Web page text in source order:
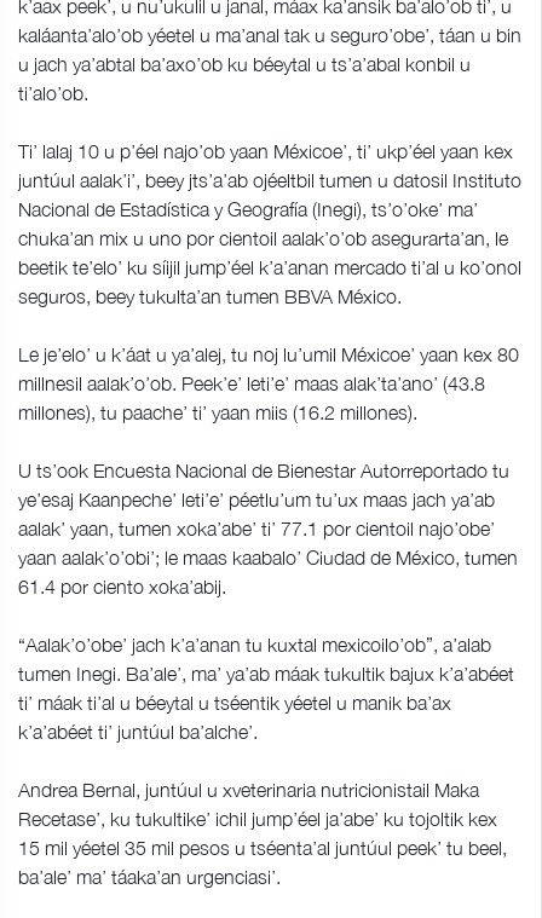
k’aax peek’, u nu’ukulil u janal, máax ka’ansik ba’alo’ob ti’, u
kaláanta’alo’ob yéetel u ma’anal tak u seguro’obe’, táan u bin
u jach ya’abtal ba’axo’ob ku béeytal u ts’a’abal konbil u
ti’alo’ob.
Ti’ lalaj 10 u p’éel najo’ob yaan Méxicoe’, ti’ ukp’éel yaan kex
juntúul aalak’i’, beey jts’a’ab ojéeltbil tumen u datosil Instituto
Nacional de Estadística y Geografía (Inegi), ts’o’oke’ ma’
chuka’an mix u uno por cientoil aalak’o’ob asegurarta’an, le
beetik te’elo’ ku síijil jump’éel k’a’anan mercado ti’al u ko’onol
seguros, beey tukulta’an tumen BBVA México.
Le je’elo’ u k’áat u ya’alej, tu noj lu’umil Méxicoe’ yaan kex 80
millnesil aalak’o’ob. Peek’e’ leti’e’ maas alak’ta’ano’ (43.8
millones), tu paache’ ti’ yaan miis (16.2 millones).
U ts’ook Encuesta Nacional de Bienestar Autorreportado tu
ye’esaj Kaanpeche’ leti’e’ péetlu’um tu’ux maas jach ya’ab
aalak’ yaan, tumen xoka’abe’ ti’ 77.1 por cientoil najo’obe’
yaan aalak’o’obi’; le maas kaabalo’ Ciudad de México, tumen
61.4 por ciento xoka’abij.
“Aalak’o’obe’ jach k’a’anan tu kuxtal mexicoilo’ob”, a’alab
tumen Inegi. Ba’ale’, ma’ ya’ab máak tukultik bajux k’a’abéet
ti’ máak ti’al u béeytal u tséentik yéetel u manik ba’ax
k’a’abéet ti’ juntúul ba’alche’.
Andrea Bernal, juntúul u xveterinaria nutricionistail Maka
Recetase’, ku tukultike’ ichil jump’éel ja’abe’ ku tojoltik kex
15 mil yéetel 35 mil pesos u tséenta’al juntúul peek’ tu beel,
ba’ale’ ma’ táaka’an urgenciasi’.